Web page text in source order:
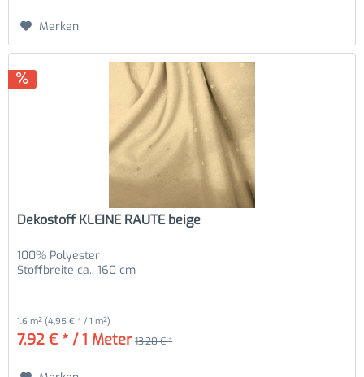
Merken
Dekostoff KLEINE RAUTE beige
100% Polyester
Stoffbreite ca.: 160 cm
1.6 m² (4,95 € * / 1 m²)
7,92 € * / 1 Meter 13,20 € *